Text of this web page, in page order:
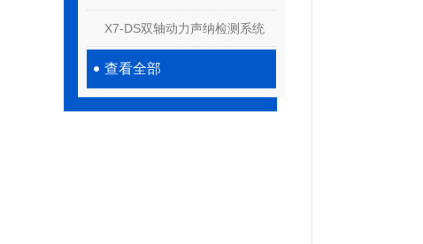
X7-DS双轴动力声纳检测系统
查看全部